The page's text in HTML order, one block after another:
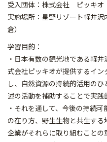
受入団体：株式会社 ピッキオ
実施場所：星野リゾート軽井
倉）
学習目的：
・日本有数の観光地である軽
式会社ピッキオが提供するイ
し、自然資源の持続的活用の
述の活動を補助することで実践
・それを通して、今後の持続
の在り方、野生生物と共生す
企業がそれらに取り組むこと